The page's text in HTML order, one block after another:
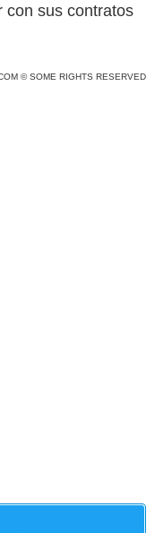
con sus contratos
© SOME RIGHTS RESERVED